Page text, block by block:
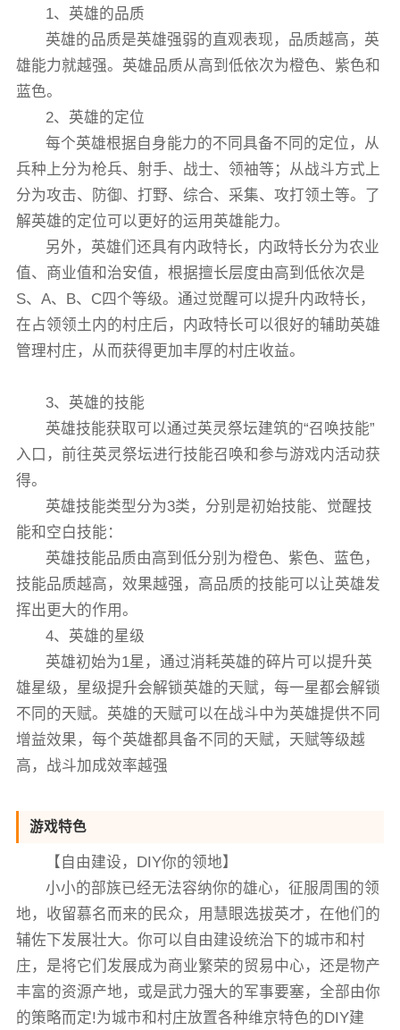
1、英雄的品质
英雄的品质是英雄强弱的直观表现，品质越高，英
雄能力就越强。英雄品质从高到低依次为橙色、紫色和
蓝色。
2、英雄的定位
每个英雄根据自身能力的不同具备不同的定位，从
兵种上分为枪兵、射手、战士、领袖等；从战斗方式上
分为攻击、防御、打野、综合、采集、攻打领土等。了
解英雄的定位可以更好的运用英雄能力。
另外，英雄们还具有内政特长，内政特长分为农业
值、商业值和治安值，根据擅长层度由高到低依次是
S、A、B、C四个等级。通过觉醒可以提升内政特长，
在占领领土内的村庄后，内政特长可以很好的辅助英雄
管理村庄，从而获得更加丰厚的村庄收益。
3、英雄的技能
英雄技能获取可以通过英灵祭坛建筑的“召唤技能”
入口，前往英灵祭坛进行技能召唤和参与游戏内活动获
得。
英雄技能类型分为3类，分别是初始技能、觉醒技
能和空白技能：
英雄技能品质由高到低分别为橙色、紫色、蓝色，
技能品质越高，效果越强，高品质的技能可以让英雄发
挥出更大的作用。
4、英雄的星级
英雄初始为1星，通过消耗英雄的碎片可以提升英
雄星级，星级提升会解锁英雄的天赋，每一星都会解锁
不同的天赋。英雄的天赋可以在战斗中为英雄提供不同
增益效果，每个英雄都具备不同的天赋，天赋等级越
高，战斗加成效率越强
游戏特色
【自由建设，DIY你的领地】
小小的部族已经无法容纳你的雄心，征服周围的领
地，收留慕名而来的民众，用慧眼选拔英才，在他们的
辅佐下发展壮大。你可以自由建设统治下的城市和村
庄，是将它们发展成为商业繁荣的贸易中心，还是物产
丰富的资源产地，或是武力强大的军事要塞，全部由你
的策略而定!为城市和村庄放置各种维京特色的DIY建